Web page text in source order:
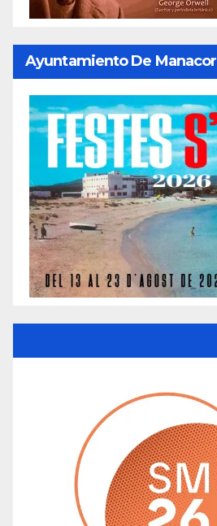
Ayuntamiento De Manacor